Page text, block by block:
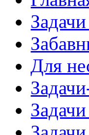
Для